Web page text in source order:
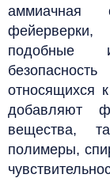
аммиачная
подобные
относящихся
добавляют
вещества,
полимеры,